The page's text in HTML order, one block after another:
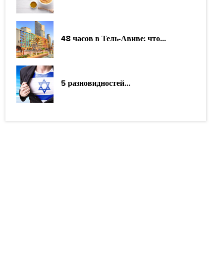
48 часов в Тель-Авиве: что...
5 разновидностей...